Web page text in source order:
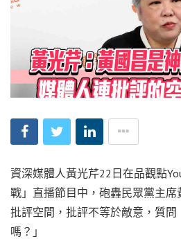
資深媒體人黃光芹22日在品觀點
戰」直播節目中，砲轟民眾黨主
批評空間，批評不等於敵意，質
嗎？」